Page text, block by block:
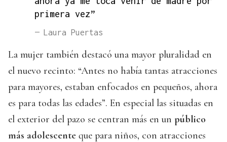
primera vez”
— Laura Puertas
La mujer también destacó una mayor pluralidad en
el nuevo recinto: “Antes no había tantas atracciones
para mayores, estaban enfocados en pequeños, ahora
es para todas las edades”. En especial las situadas en
el exterior del pazo se centran más en un público
más adolescente que para niños, con atracciones